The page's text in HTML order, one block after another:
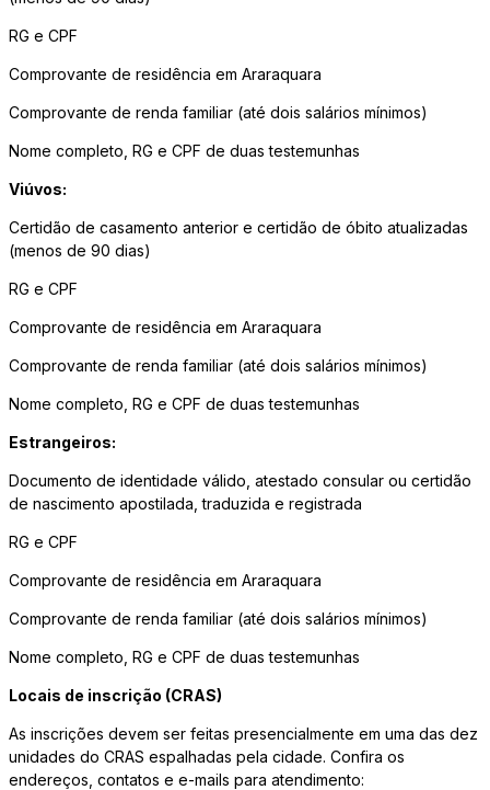
RG e CPF
Comprovante de residência em Araraquara
Comprovante de renda familiar (até dois salários mínimos)
Nome completo, RG e CPF de duas testemunhas
Viúvos:
Certidão de casamento anterior e certidão de óbito atualizadas
(menos de 90 dias)
RG e CPF
Comprovante de residência em Araraquara
Comprovante de renda familiar (até dois salários mínimos)
Nome completo, RG e CPF de duas testemunhas
Estrangeiros:
Documento de identidade válido, atestado consular ou certidão
de nascimento apostilada, traduzida e registrada
RG e CPF
Comprovante de residência em Araraquara
Comprovante de renda familiar (até dois salários mínimos)
Nome completo, RG e CPF de duas testemunhas
Locais de inscrição (CRAS)
As inscrições devem ser feitas presencialmente em uma das dez
unidades do CRAS espalhadas pela cidade. Confira os
endereços, contatos e e-mails para atendimento: